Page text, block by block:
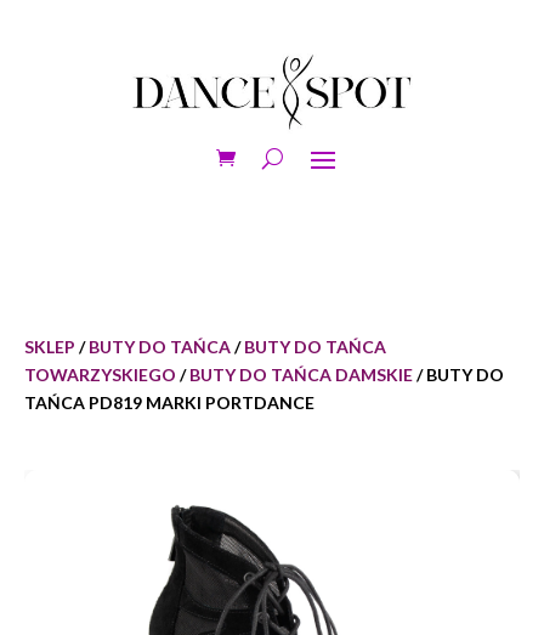
SKLEP /BUTY DO TAŃCA/BUTY DO TAŃCA
TOWARZYSKIEGO /BUTY DO TAŃCA DAMSKIE/ BUTY DO
TAŃCA PD819 MARKI PORTDANCE